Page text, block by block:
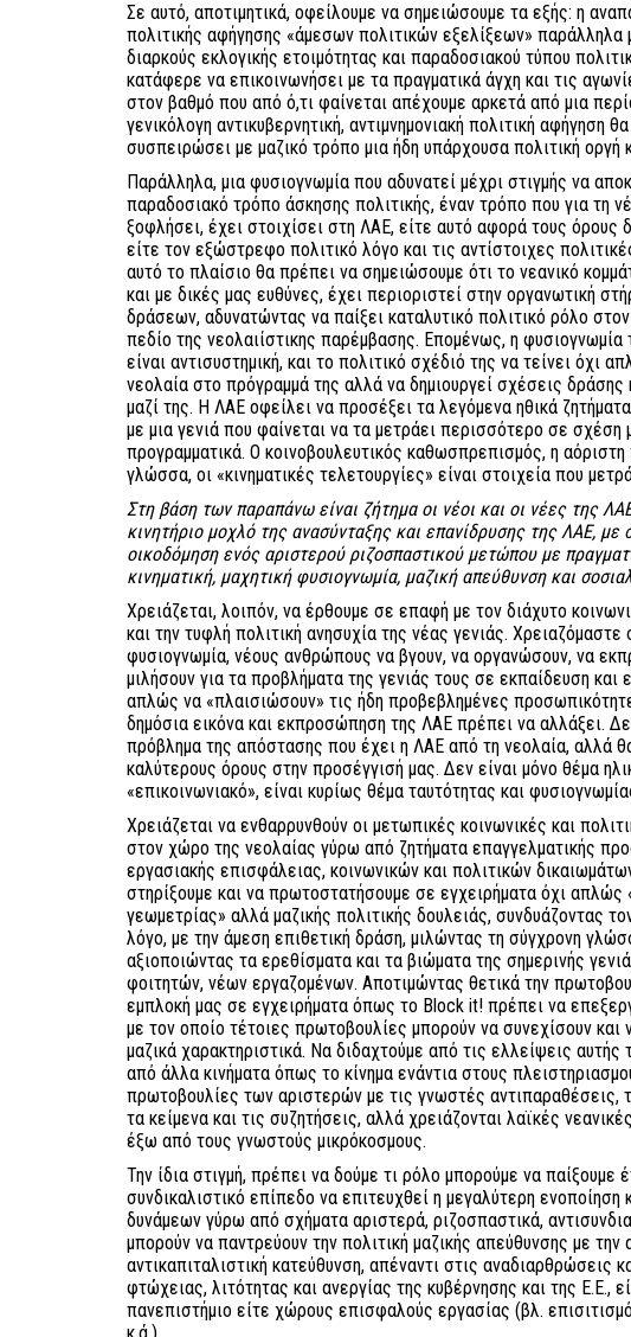
Σε αυτό, αποτιμητικά, οφείλουμε να σημειώσουμε τα εξής: η
πολιτικής αφήγησης «άμεσων πολιτικών εξελίξεων» παράλληλα
διαρκούς εκλογικής ετοιμότητας και παραδοσιακού τύπου
κατάφερε να επικοινωνήσει με τα πραγματικά άγχη και τις
στον βαθμό που από ό,τι φαίνεται απέχουμε αρκετά από μια
γενικόλογη αντικυβερνητική, αντιμνημονιακή πολιτική αφήγηση
συσπειρώσει με μαζικό τρόπο μια ήδη υπάρχουσα πολιτική οργή
Παράλληλα, μια φυσιογνωμία που αδυνατεί μέχρι στιγμής να
παραδοσιακό τρόπο άσκησης πολιτικής, έναν τρόπο που για τη
ξοφλήσει, έχει στοιχίσει στη ΛΑΕ, είτε αυτό αφορά τους όρους
είτε τον εξώστρεφο πολιτικό λόγο και τις αντίστοιχες
αυτό το πλαίσιο θα πρέπει να σημειώσουμε ότι το νεανικό
και με δικές μας ευθύνες, έχει περιοριστεί στην οργανωτική
δράσεων, αδυνατώντας να παίξει καταλυτικό πολιτικό ρόλο
πεδίο της νεολαιίστικης παρέμβασης. Επομένως, η
είναι αντισυστημική, και το πολιτικό σχέδιό της να τείνει όχι
νεολαία στο πρόγραμμά της αλλά να δημιουργεί σχέσεις δράσης
μαζί της. Η ΛΑΕ οφείλει να προσέξει τα λεγόμενα ηθικά
με μια γενιά που φαίνεται να τα μετράει περισσότερο σε σχέση
προγραμματικά. Ο κοινοβουλευτικός καθωσπρεπισμός, η αόριστη
γλώσσα, οι «κινηματικές τελετουργίες» είναι στοιχεία που
Στη βάση των παραπάνω είναι ζήτημα οι νέοι και οι νέες της
κινητήριο μοχλό της ανασύνταξης και επανίδρυσης της ΛΑΕ, με
οικοδόμηση ενός αριστερού ριζοσπαστικού μετώπου με
κινηματική, μαχητική φυσιογνωμία, μαζική απεύθυνση και
Χρειάζεται, λοιπόν, να έρθουμε σε επαφή με τον διάχυτο
και την τυφλή πολιτική ανησυχία της νέας γενιάς.
φυσιογνωμία, νέους ανθρώπους να βγουν, να οργανώσουν, να
μιλήσουν για τα προβλήματα της γενιάς τους σε εκπαίδευση και
απλώς να «πλαισιώσουν» τις ήδη προβεβλημένες
δημόσια εικόνα και εκπροσώπηση της ΛΑΕ πρέπει να αλλάξει.
πρόβλημα της απόστασης που έχει η ΛΑΕ από τη νεολαία, αλλά
καλύτερους όρους στην προσέγγισή μας. Δεν είναι μόνο θέμα
«επικοινωνιακό», είναι κυρίως θέμα ταυτότητας και
Χρειάζεται να ενθαρρυνθούν οι μετωπικές κοινωνικές και
στον χώρο της νεολαίας γύρω από ζητήματα επαγγελματικής
εργασιακής επισφάλειας, κοινωνικών και πολιτικών
στηρίξουμε και να πρωτοστατήσουμε σε εγχειρήματα όχι απλώς
γεωμετρίας» αλλά μαζικής πολιτικής δουλειάς, συνδυάζοντας
λόγο, με την άμεση επιθετική δράση, μιλώντας τη σύγχρονη
αξιοποιώντας τα ερεθίσματα και τα βιώματα της σημερινής
φοιτητών, νέων εργαζομένων. Αποτιμώντας θετικά την
εμπλοκή μας σε εγχειρήματα όπως το Block it! πρέπει να
με τον οποίο τέτοιες πρωτοβουλίες μπορούν να συνεχίσουν και
μαζικά χαρακτηριστικά. Να διδαχτούμε από τις ελλείψεις
από άλλα κινήματα όπως το κίνημα ενάντια στους
πρωτοβουλίες των αριστερών με τις γνωστές αντιπαραθέσεις,
τα κείμενα και τις συζητήσεις, αλλά χρειάζονται λαϊκές
έξω από τους γνωστούς μικρόκοσμους.
Την ίδια στιγμή, πρέπει να δούμε τι ρόλο μπορούμε να παίξουμε
συνδικαλιστικό επίπεδο να επιτευχθεί η μεγαλύτερη
δυνάμεων γύρω από σχήματα αριστερά, ριζοσπαστικά,
μπορούν να παντρεύουν την πολιτική μαζικής απεύθυνσης με την
αντικαπιταλιστική κατεύθυνση, απέναντι στις αναδιαρθρώσεις
φτώχειας, λιτότητας και ανεργίας της κυβέρνησης και της Ε.Ε.,
πανεπιστήμιο είτε χώρους επισφαλούς εργασίας (βλ.